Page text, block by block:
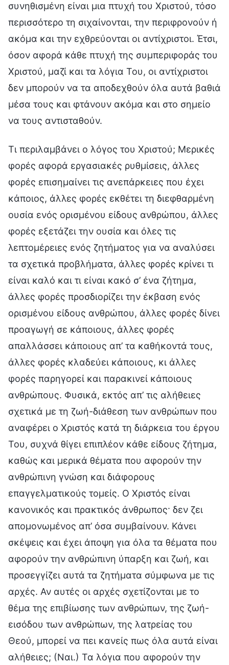
συνηθισμένη είναι μια πτυχή του Χριστού, τόσο
περισσότερο τη σιχαίνονται, την περιφρονούν ή
ακόμα και την εχθρεύονται οι αντίχριστοι. Έτσι,
όσον αφορά κάθε πτυχή της συμπεριφοράς του
Χριστού, μαζί και τα λόγια Του, οι αντίχριστοι
δεν μπορούν να τα αποδεχθούν όλα αυτά βαθιά
μέσα τους και φτάνουν ακόμα και στο σημείο
να τους αντισταθούν.
Τι περιλαμβάνει ο λόγος του Χριστού; Μερικές
φορές αφορά εργασιακές ρυθμίσεις, άλλες
φορές επισημαίνει τις ανεπάρκειες που έχει
κάποιος, άλλες φορές εκθέτει τη διεφθαρμένη
ουσία ενός ορισμένου είδους ανθρώπου, άλλες
φορές εξετάζει την ουσία και όλες τις
λεπτομέρειες ενός ζητήματος για να αναλύσει
τα σχετικά προβλήματα, άλλες φορές κρίνει τι
είναι καλό και τι είναι κακό σ’ ένα ζήτημα,
άλλες φορές προσδιορίζει την έκβαση ενός
ορισμένου είδους ανθρώπου, άλλες φορές δίνει
προαγωγή σε κάποιους, άλλες φορές
απαλλάσσει κάποιους απ’ τα καθήκοντά τους,
άλλες φορές κλαδεύει κάποιους, κι άλλες
φορές παρηγορεί και παρακινεί κάποιους
ανθρώπους. Φυσικά, εκτός απ’ τις αλήθειες
σχετικά με τη ζωή-διάθεση των ανθρώπων που
αναφέρει ο Χριστός κατά τη διάρκεια του έργου
Του, συχνά θίγει επιπλέον κάθε είδους ζήτημα,
καθώς και μερικά θέματα που αφορούν την
ανθρώπινη γνώση και διάφορους
επαγγελματικούς τομείς. Ο Χριστός είναι
κανονικός και πρακτικός άνθρωπος· δεν ζει
απομονωμένος απ’ όσα συμβαίνουν. Κάνει
σκέψεις και έχει άποψη για όλα τα θέματα που
αφορούν την ανθρώπινη ύπαρξη και ζωή, και
προσεγγίζει αυτά τα ζητήματα σύμφωνα με τις
αρχές. Αν αυτές οι αρχές σχετίζονται με το
θέμα της επιβίωσης των ανθρώπων, της ζωή-
εισόδου των ανθρώπων, της λατρείας του
Θεού, μπορεί να πει κανείς πως όλα αυτά είναι
αλήθειες; (Ναι.) Τα λόγια που αφορούν την